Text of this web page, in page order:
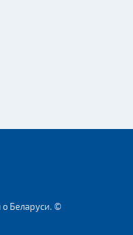
о Беларуси. ©